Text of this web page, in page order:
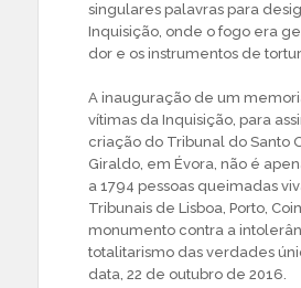
singulares palavras para
Inquisição, onde o fogo era
dor e os instrumentos de
A inauguração de um
vítimas da Inquisição, para
criação do Tribunal do Santo
Giraldo, em Évora, não é
a 1794 pessoas queimadas
Tribunais de Lisboa, Porto,
monumento contra a
totalitarismo das verdades
data, 22 de outubro de 2016.